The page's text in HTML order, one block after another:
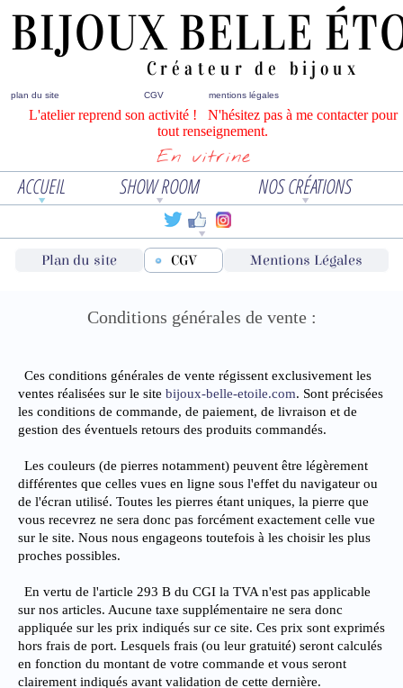
BIJOUX BELLE
Créateur de bijoux
plan du site CGV mentions légales
L'atelier reprend son activité ! N'hésitez pas à me contacter pour
tout renseignement.
En vitrine
ACCUEIL
∇ SHOW ROOM
∇ NOS CRÉATIONS
∇
∇
Plan du site CGV Mentions Légales